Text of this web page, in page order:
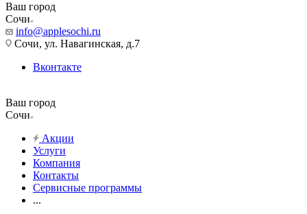
Ваш город
Сочи
info@applesochi.ru
Сочи, ул. Навагинская, д.7
Вконтакте
Ваш город
Сочи
Акции
Услуги
Компания
Контакты
Сервисные программы
...